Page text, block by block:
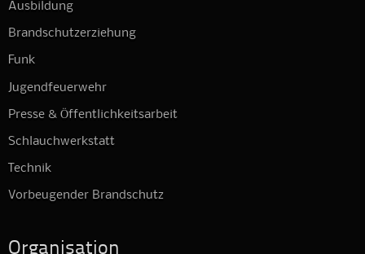
Ausbildung
Brandschutzerziehung
Funk
Jugendfeuerwehr
Presse & Öffentlichkeitsarbeit
Schlauchwerkstatt
Technik
Vorbeugender Brandschutz
Organisation